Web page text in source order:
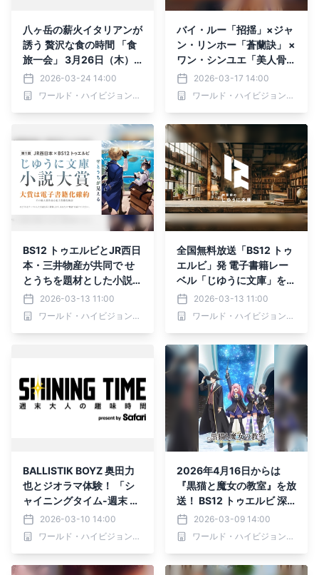
八ヶ岳の薪火イタリアンが
誘う 贅沢な食の時間 「食
旅一会」 3月26日（木）
よる9時～ BS12 トゥエル
ビで全国無料放送
2026-03-24 14:00
ワールド・ハイビジョン・チャンネル株式会社
バイ・ルー「招揺」×ジャ
ン・リンホー「蒼蘭訣」 ×
ワン・シンユエ「美人骨」
豪華スター共演！ 中国ド
ラマ「寧安如夢～宮廷にふ
たたび舞い降りる愛～」
3月24日
（火）夕方4時～ BS12
トゥエルビで放送スタート
2026-03-17 14:00
ワールド・ハイビジョン・チャンネル株式会社
BS12 トゥエルビとJR西日
本・三井物産が共同で せ
とうちを題材とした小説大
賞を開催2026-03-13 11:00
ワールド・ハイビジョン・チャンネル株式会社
全国無料放送「BS12 トゥ
エルビ」発 電子書籍レー
ベル「じゆうに文庫」を3
月13日（金）オープン
2026-03-13 11:00
ワールド・ハイビジョン・チャンネル株式会社
BALLISTIK BOYZ 奥田力
也とジオラマ体験！ 「シ
ャイニングタイム-週末 大
人の趣味時間-」 3月12日
（木）夕方6時30分～ BS1
2 トゥエルビで全国無料放
2026-03-10 14:00
ワールド・ハイビジョン・チャンネル株式会社
2026年4月16日からは
『黒猫と魔女の教室』を放
送！ BS12 トゥエルビ 深
夜アニメ枠「アニメ26」
2026-03-09 14:00
ワールド・ハイビジョン・チャンネル株式会社